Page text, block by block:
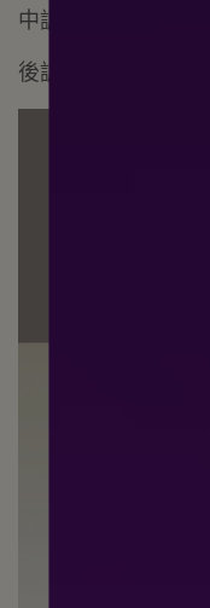
中調：蓮花、橙花
後調：麝香、香根草